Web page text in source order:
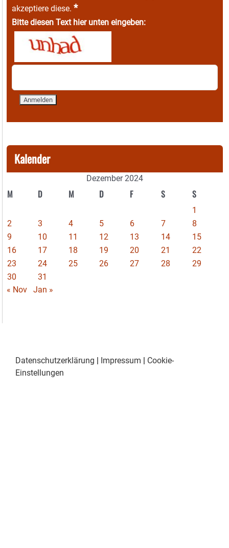
akzeptiere diese. *
Bitte diesen Text hier unten eingeben:
Kalender
Dezember 2024
M D M D F S S
1
2
3 4 5 6 7
8
9
10 11 12 13 14
15
16
17 18 19 20 21
22
23
24 25 26 27 28
29
30
31
« Nov
Jan »
Datenschutzerklärung | Impressum | Cookie-
Einstellungen